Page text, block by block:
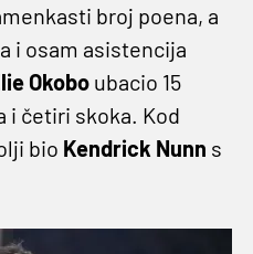
broj poena, a
i osam asistencija
Okobo ubacio 15
i četiri skoka. Kod
bio Kendrick Nunn s